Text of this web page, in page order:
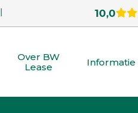
10,0
Over BW
Lease
Informatie